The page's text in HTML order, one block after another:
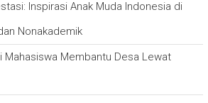
Inspirasi Anak Muda Indonesia di
Nonakademik
Mahasiswa Membantu Desa Lewat